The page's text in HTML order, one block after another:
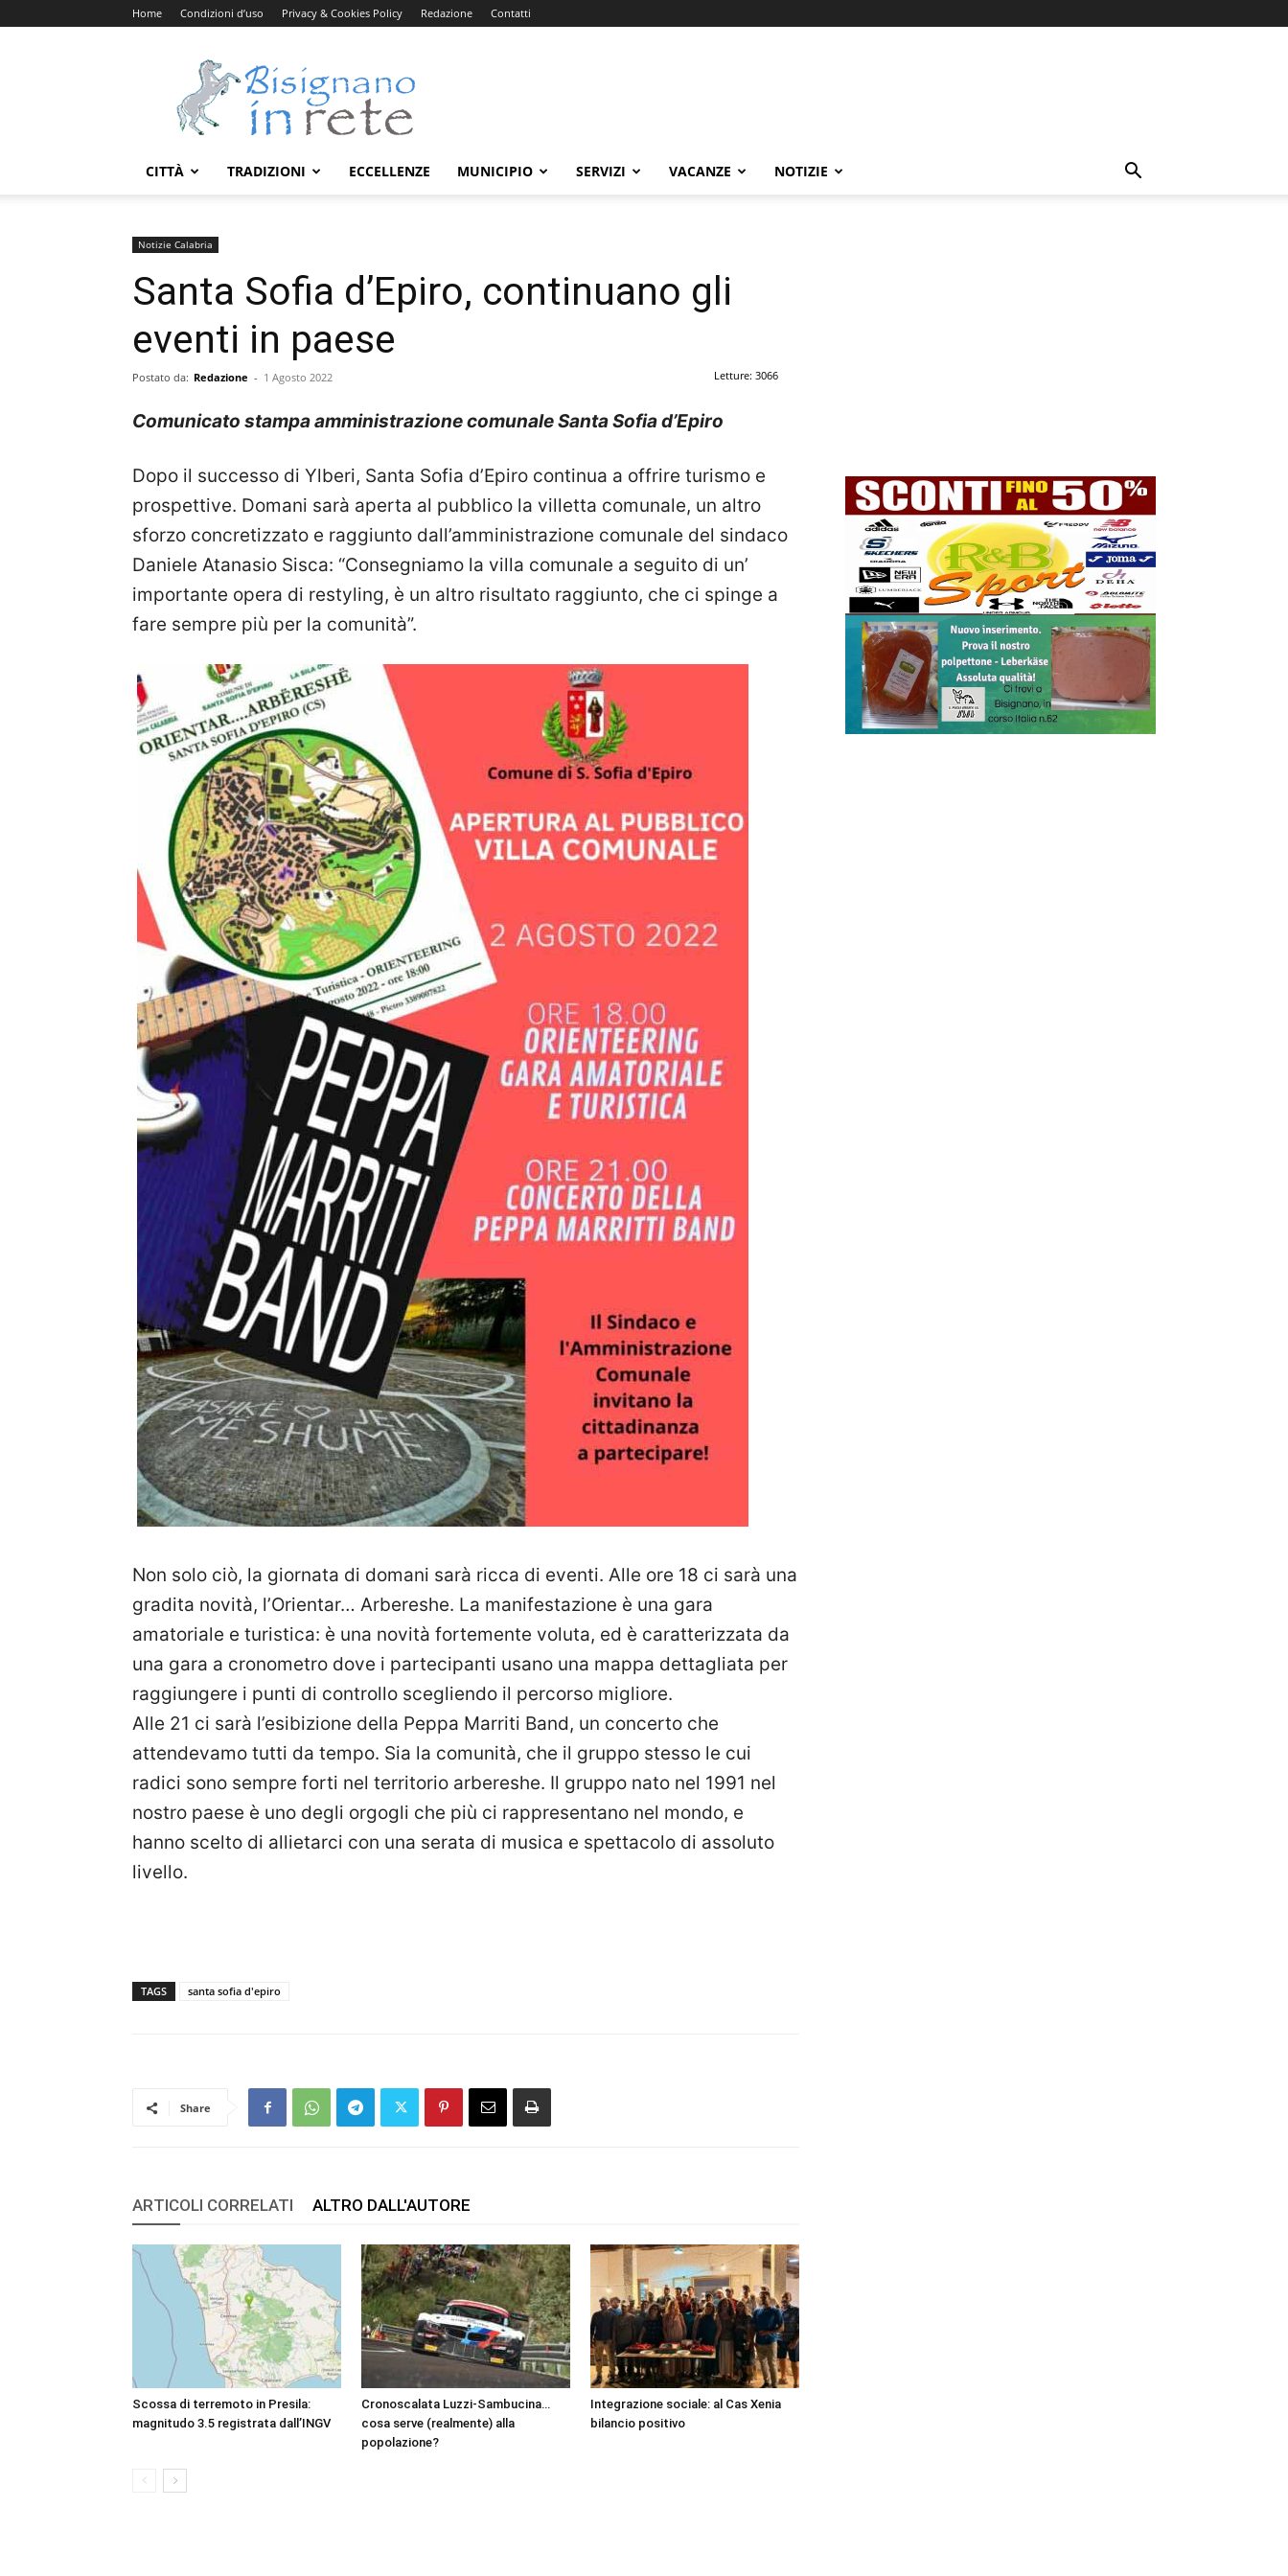
Home Condizioni d’uso Privacy & Cookies Policy Redazione Contatti
Bisignanoinrete.com
CITTÀ TRADIZIONI ECCELLENZE MUNICIPIO SERVIZI VACANZE NOTIZIE
Notizie Calabria
Santa Sofia d’Epiro, continuano gli
eventi in paese
Postato da: Redazione - 1 Agosto 2022 Letture: 3066
Comunicato stampa amministrazione comunale Santa Sofia d’Epiro
Dopo il successo di Ylberi, Santa Sofia d’Epiro continua a offrire turismo e
prospettive. Domani sarà aperta al pubblico la villetta comunale, un altro
sforzo concretizzato e raggiunto dall’amministrazione comunale del sindaco
Daniele Atanasio Sisca: “Consegniamo la villa comunale a seguito di un’
importante opera di restyling, è un altro risultato raggiunto, che ci spinge a
fare sempre più per la comunità”.
Non solo ciò, la giornata di domani sarà ricca di eventi. Alle ore 18 ci sarà una
gradita novità, l’Orientar… Arbereshe. La manifestazione è una gara
amatoriale e turistica: è una novità fortemente voluta, ed è caratterizzata da
una gara a cronometro dove i partecipanti usano una mappa dettagliata per
raggiungere i punti di controllo scegliendo il percorso migliore.
Alle 21 ci sarà l’esibizione della Peppa Marriti Band, un concerto che
attendevamo tutti da tempo. Sia la comunità, che il gruppo stesso le cui
radici sono sempre forti nel territorio arbereshe. Il gruppo nato nel 1991 nel
nostro paese è uno degli orgogli che più ci rappresentano nel mondo, e
hanno scelto di allietarci con una serata di musica e spettacolo di assoluto
livello.
TAGS santa sofia d'epiro
Share
ARTICOLI CORRELATI ALTRO DALL'AUTORE
Scossa di terremoto in Presila:
magnitudo 3.5 registrata dall’INGV
Cronoscalata Luzzi-Sambucina…
cosa serve (realmente) alla
popolazione?
Integrazione sociale: al Cas Xenia
bilancio positivo